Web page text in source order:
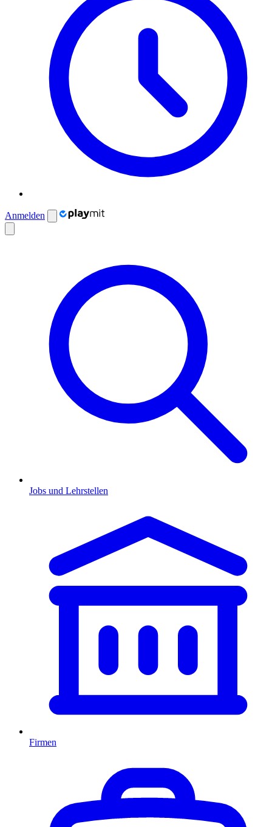
Anmelden
Jobs und Lehrstellen
Firmen